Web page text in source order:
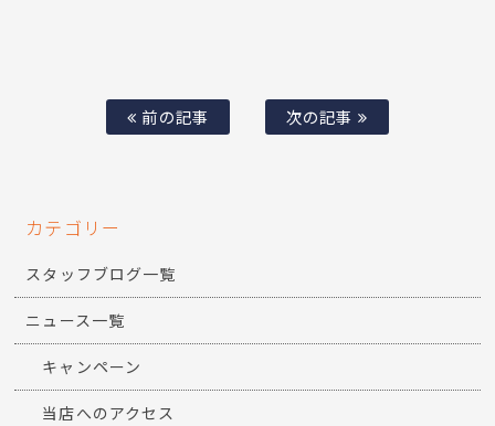
前の記事 次の記事
カテゴリー
スタッフブログ一覧
ニュース一覧
キャンペーン
当店へのアクセス